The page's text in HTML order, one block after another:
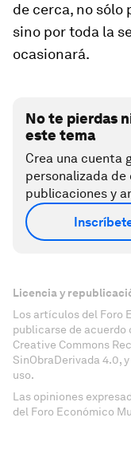
de cerca, no sólo
sino por toda la
ocasionará.
No te pierdas
este tema
Crea una cuenta
personalizada
publicaciones y
Licencia y
Los artículos del Foro
publicarse de
Creative Commons
SinObraDerivada 4.0,
uso.
Las opiniones
del Foro Económico